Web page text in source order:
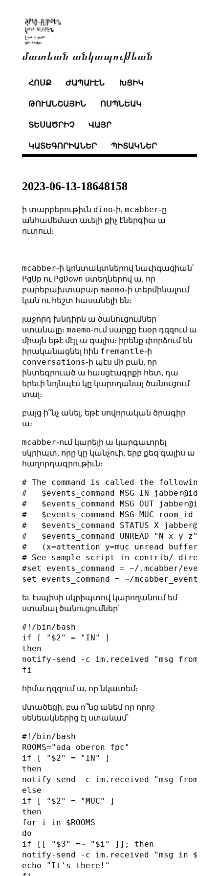
մատեան անկապութեան
ՀՈՍՔ ԺԱՊԱՒԷՆ ԽՑԻԿ
ԹՈՒԱՆՇԱՅԻՆ ՈՍՊՆԵԱԿ
ՏԵՍԱԾՐԻՉ ՎԱՅՐ
ԿԱՏԵԳՈՐԻԱՆԵՐ ՊԻՏԱԿՆԵՐ
2023-06-13-18648158
ի տարբերութիւն dino֊ի, mcabber֊ը
անհամեմատ աւելի քիչ էներգիա ա
ուտում։
mcabber֊ի կոնտակտներով նաւիգացիան՝
PgUp ու PgDown ստեղներով ա, որ
բարեբախտաբար maemo֊ի տերմինալում
կան ու հեշտ հասանելի են։
յաջորդ խնդիրն ա ծանուցումներ
ստանալը։ maemo֊ում սարքը էսօր դզզում ա
միայն եթէ մէյլ ա գալիս։ իրենք փորձում են
իրականացնել հին fremantle֊ի
conversations֊ի պէս մի բան, որ
ինտեգրուած ա հասցէագրքի հետ, դա
երեւի նոյնպէս կը կարողանայ ծանուցում
տալ։
բայց ի՞նչ անել, եթէ սովորական ծրագիր
ա։
mcabber֊ում կարելի ա կարգաւորել
սկրիպտ, որը կը կանչուի, երբ քեզ գալիս ա
հաղորդագրութիւն։
# The command is called the following
#   $events_command MSG IN jabber@id
#   $events_command MSG OUT
#   $events_command MSG MUC room_id
#   $events_command STATUS X
#   $events_command UNREAD "N x y
#   (x=attention y=muc unread buffers
# See sample script in contrib/
#set events_command = ~/.mcabber/
եւ էսպիսի սկրիպտով կարողանում եմ
ստանալ ծանուցումներ՝
#!/bin/bash
if [ "$2" = "IN" ]
then
notify-send -c im.received "msg from
հիմա դզզում ա, որ նկատեմ։
մտածեցի, բա ո՞նց անեմ որ որոշ
սենեակներից էլ ստանամ՝
#!/bin/bash
ROOMS="ada oberon fpc"
if [ "$2" = "IN" ]
then
notify-send -c im.received "msg from
else
if [ "$2" = "MUC" ]
then
for i in $ROOMS
do
if [[ "$3" =~ "$i" ]]; then
notify-send -c im.received "msg in $3" -
echo "It's there!"